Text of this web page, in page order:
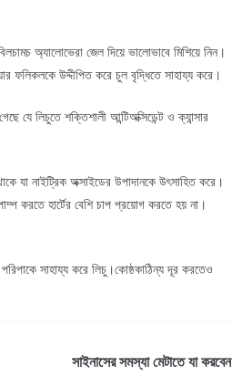
অ্যালোভেরা জেল দিয়ে ভালোভাবে মিশিয়ে নিন।
ফলিকলকে উদ্দীপিত করে চুল বৃদ্ধিতে সাহায্য করে।
যে লিচুতে শক্তিশালী আন্টিঅক্সিডেন্ট ও ক্যান্সার
যা নাইট্রিক অক্সাইডের উপাদানকে উৎসাহিত করে।
করতে হার্টের বেশি চাপ প্রয়োগ করতে হয় না।
সাহায্য করে লিচু।কোষ্ঠকাঠিন্য দূর করতেও
সাইনাসের সমস্যা মেটাতে যা করবেন